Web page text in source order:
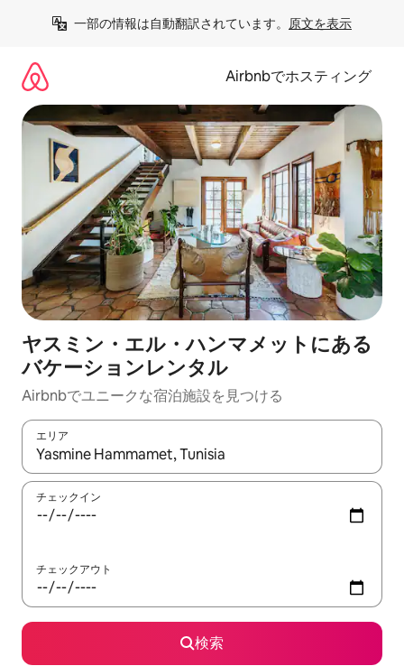
一部の情報は自動翻訳されています。 原文を表示
Airbnbでホスティング
ヤスミン・エル・ハンマメットにある
バケーションレンタル
Airbnbでユニークな宿泊施設を見つける
エリア
検索結果が表示されたら、上下の矢印キーを使って移動するか
チェックイン
チェックアウト
検索